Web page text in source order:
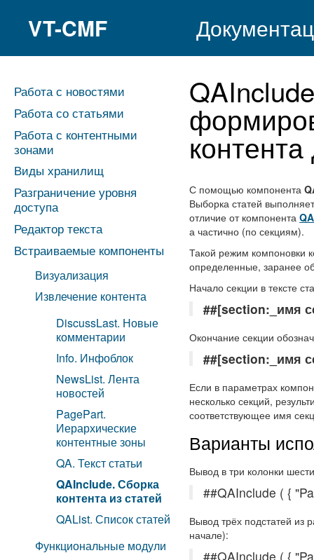
VT-CMF
Работа с новостями
Работа со статьями
Работа с контентными
зонами
Виды хранилищ
Разграничение уровня
доступа
Редактор текста
Встраиваемые компоненты
Визуализация
Извлечение контента
DiscussLast. Новые
комментарии
Info. Инфоблок
NewsList. Лента
новостей
PagePart.
Иерархические
контентные зоны
QA. Текст статьи
QAInclude. Сборка
контента из статей
QAList. Список статей
Функциональные модули
С помощью компонента
Выборка статей
отличие от компонентаQA
а частично (по секциям).
Такой режим компоновки
определенные, заранее
Начало секции в тексте
##[section:_имя
Окончание секции
##[section:_имя
Если в параметрах
несколько секций,
соответствующее имя
Варианты
Вывод в три колонки
##QAInclude ( {
Вывод трёх подстатей из
начале):
##QAInclude ( {